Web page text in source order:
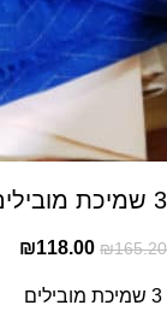
3 שמיכת מובילים
₪165.20
₪118.00